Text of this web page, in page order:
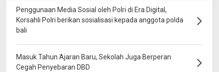
Penggunaan Media Sosial oleh Polri di Era Digital,
Korsahli Polri berikan sosialisasi kepada anggota polda
bali
Masuk Tahun Ajaran Baru, Sekolah Juga Berperan
Cegah Penyebaran DBD